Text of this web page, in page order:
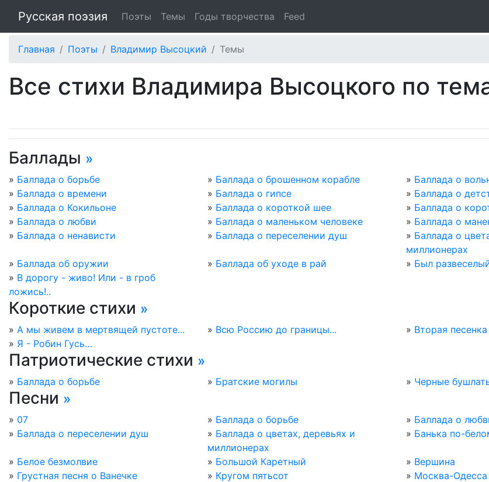
Русская поэзия Поэты Темы Годы творчества Feed
Главная Поэты Владимир Высоцкий Темы
Все стихи Владимира Высоцкого по
Баллады »
» Баллада о борьбе » Баллада о брошенном корабле » Баллада о
» Баллада о времени » Баллада о гипсе » Баллада о
» Баллада о Кокильоне » Баллада о короткой шее » Баллада о
» Баллада о любви » Баллада о маленьком человеке » Баллада о
» Баллада о ненависти » Баллада о переселении душ » Баллада о
миллионерах
» Баллада об оружии » Баллада об уходе в рай » Был
» В дорогу - живо! Или - в гроб
ложись!..
Короткие стихи »
» А мы живем в мертвящей пустоте... » Всю Россию до границы... » Вторая
» Я - Робин Гусь…
Патриотические стихи »
» Баллада о борьбе » Братские могилы » Черные
Песни »
» 07 » Баллада о борьбе » Баллада о
» Баллада о переселении душ » Баллада о цветах, деревьях и
миллионерах
» Банька по-
» Белое безмолвие » Большой Каретный » Вершина
» Грустная песня о Ванечке » Кругом пятьсот » Москва-Одесса